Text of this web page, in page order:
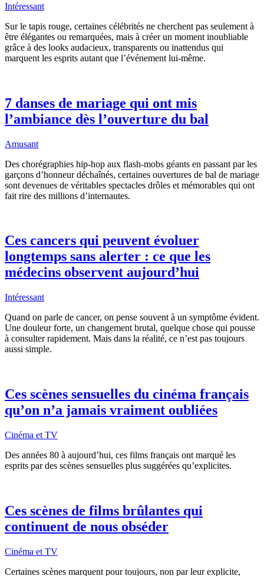
Intéressant
Sur le tapis rouge, certaines célébrités ne cherchent pas seulement à
être élégantes ou remarquées, mais à créer un moment inoubliable
grâce à des looks audacieux, transparents ou inattendus qui
marquent les esprits autant que l’événement lui-même.
7 danses de mariage qui ont mis
l’ambiance dès l’ouverture du bal
Amusant
Des chorégraphies hip-hop aux flash-mobs géants en passant par les
garçons d’honneur déchaînés, certaines ouvertures de bal de mariage
sont devenues de véritables spectacles drôles et mémorables qui ont
fait rire des millions d’internautes.
Ces cancers qui peuvent évoluer
longtemps sans alerter : ce que les
médecins observent aujourd’hui
Intéressant
Quand on parle de cancer, on pense souvent à un symptôme évident.
Une douleur forte, un changement brutal, quelque chose qui pousse
à consulter rapidement. Mais dans la réalité, ce n’est pas toujours
aussi simple.
Ces scènes sensuelles du cinéma français
qu’on n’a jamais vraiment oubliées
Cinéma et TV
Des années 80 à aujourd’hui, ces films français ont marqué les
esprits par des scènes sensuelles plus suggérées qu’explicites.
Ces scènes de films brûlantes qui
continuent de nous obséder
Cinéma et TV
Certaines scènes marquent pour toujours, non par leur explicite,